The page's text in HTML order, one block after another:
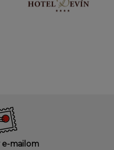
e-mailom